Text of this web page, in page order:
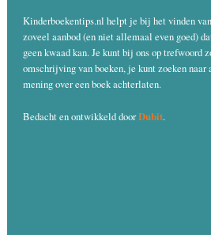
Kinderboekentips.nl helpt je bij het vinden
zoveel aanbod (en niet allemaal even goed)
geen kwaad kan. Je kunt bij ons op trefwoord
omschrijving van boeken, je kunt zoeken naar
mening over een boek achterlaten.
Bedacht en ontwikkeld doorDubit.